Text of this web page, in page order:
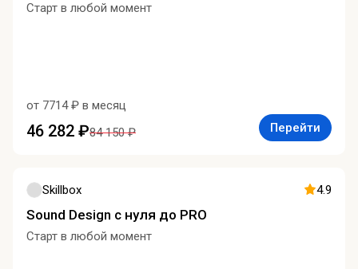
Старт в любой момент
от 7714 ₽ в месяц
46 282 ₽84 150 ₽ Перейти
Skillbox 4.9
Sound Design с нуля до PRO
Старт в любой момент